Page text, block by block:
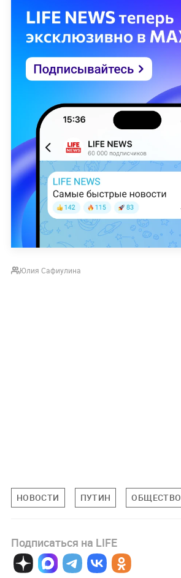
Юлия Сафиулина
НОВОСТИ ПУТИН ОБЩЕСТВО
Подписаться на LIFE